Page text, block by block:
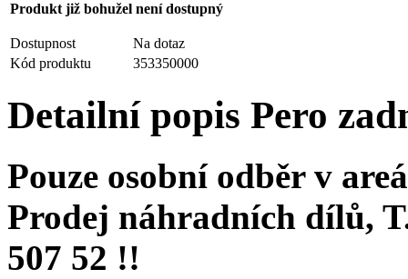
Produkt již bohužel není dostupný
Dostupnost
Na dotaz
Kód produktu
353350000
Detailní popis Pero
Pouze osobní odběr v
Prodej náhradních dílů,
507 52 !!